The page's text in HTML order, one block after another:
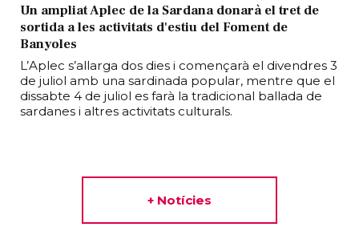
Un ampliat Aplec de la Sardana donarà el tret de
sortida a les activitats d'estiu del Foment de
Banyoles
L’Aplec s’allarga dos dies i començarà el divendres 3
de juliol amb una sardinada popular, mentre que el
dissabte 4 de juliol es farà la tradicional ballada de
sardanes i altres activitats culturals.
+ Notícies